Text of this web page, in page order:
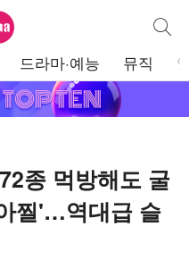
통합
드라마·예능 뮤직
종 먹방해도 굴
찔'…역대급 슬